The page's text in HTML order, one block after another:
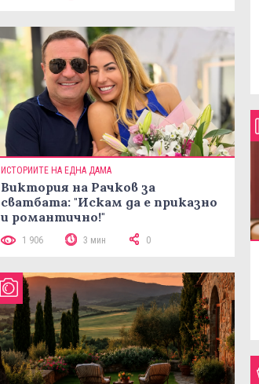
ИСТОРИИТЕ НА ЕДНА ДАМА
Виктория на Рачков за
сватбата: "Искам да е приказно
и романтично!"
1 906 3 мин 0